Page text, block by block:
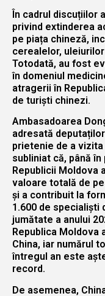
În cadrul discuțiilor
privind extinderea
pe piața chineză,
cerealelor,
Totodată, au fost
în domeniul
atragerii în
de turiști chinezi.
Ambasadoarea
adresată
prietenie de a vizita
subliniat că, până
Republicii Moldova
valoare totală de
și a contribuit la
1.600 de specialiști
jumătate a anului
Republica Moldova
China, iar numărul
întregul an este
record.
De asemenea,